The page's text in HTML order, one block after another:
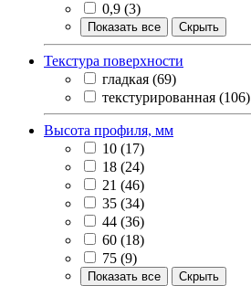
0,9 (3)
Показать все Скрыть
Текстура поверхности
гладкая (69)
текстурированная (106)
Высота профиля, мм
10 (17)
18 (24)
21 (46)
35 (34)
44 (36)
60 (18)
75 (9)
Показать все Скрыть